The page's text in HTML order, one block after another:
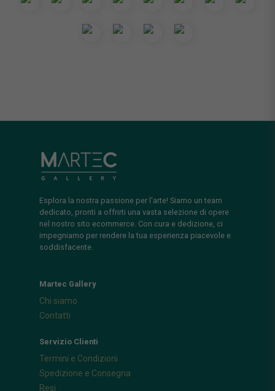
Esplora la nostra passione per l'arte! Siamo un team
dedicato, pronti a offrirti una vasta selezione di opere
nel nostro sito ecommerce. Con cura e dedizione, ci
impegniamo per rendere la tua esperienza piacevole e
soddisfacente.
Martec Gallery
Chi siamo
Contatti
Servizio Clienti
Termini e Condizioni
Spedizione e Consegna
Resi